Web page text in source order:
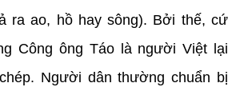
ra ao, hồ hay sông). Bởi thế, cứ
Công ông Táo là người Việt lại
Người dân thường chuẩn bị